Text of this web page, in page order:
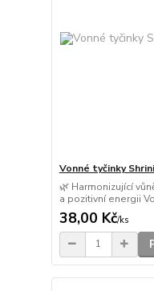
Vonné tyčinky
🌿 Harmonizující
a pozitivní energii
38,00 Kč/ks